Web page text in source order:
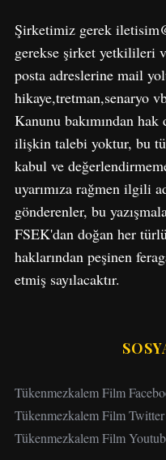
Şirketimiz gerek
gerekse şirket yetkilileri
posta adreslerine mail
hikaye,tretman,senaryo
Kanunu bakımından
ilişkin talebi yoktur, bu
kabul ve
uyarımıza rağmen ilgili
gönderenler, bu
FSEK'dan doğan her
haklarından peşinen
etmiş sayılacaktır.
Tükenmezkalem Film
Tükenmezkalem Film Twitter
Tükenmezkalem Film